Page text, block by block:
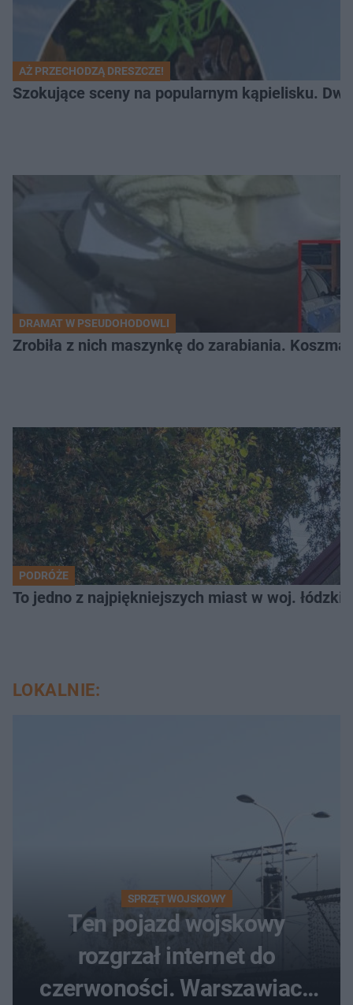
AŻ PRZECHODZĄ DRESZCZE!
Szokujące sceny na popularnym kąpielisku.
DRAMAT W PSEUDOHODOWLI
Zrobiła z nich maszynkę do zarabiania.
PODRÓŻE
To jedno z najpiękniejszych miast w woj.
LOKALNIE:
SPRZĘT WOJSKOWY
Ten pojazd wojskowy
rozgrzał internet do
czerwoności. Warszawiacy